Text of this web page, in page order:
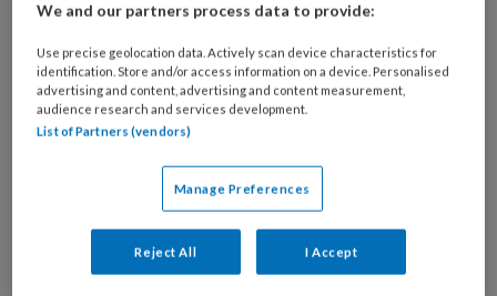
Aanvragen en uitkomsten
Toename in aanvragen
Tussen 2012 en 2021 is het aantal jongeren
dat een euthanasieverzoek indiende
verviervoudigd. Dit betreft aanvragen bij het
Expertisecentrum Euthanasie, waarbij 397
We and our partners process data to provide:
Use precise geolocation data. Actively scan device characteristics for
identification. Store and/or access information on a device. Personalised
advertising and content, advertising and content measurement,
audience research and services development.
List of Partners (vendors)
Manage Preferences
Reject All I Accept